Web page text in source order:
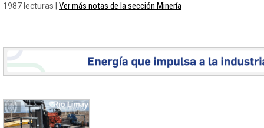
1987 lecturas | Ver más notas de la sección Minería